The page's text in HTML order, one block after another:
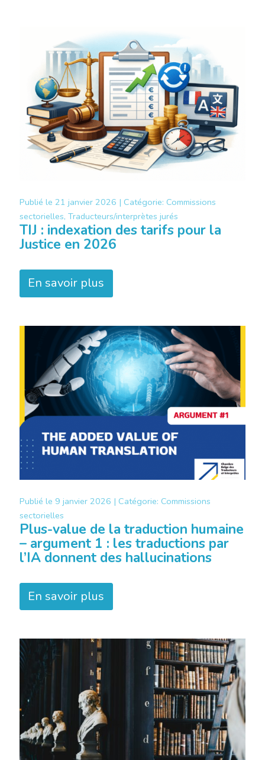
Publié le 21 janvier 2026 | Catégorie: Commissions
sectorielles, Traducteurs/interprètes jurés
TIJ : indexation des tarifs pour la
Justice en 2026
En savoir plus
Publié le 9 janvier 2026 | Catégorie: Commissions
sectorielles
Plus-value de la traduction humaine
– argument 1 : les traductions par
l’IA donnent des hallucinations
En savoir plus